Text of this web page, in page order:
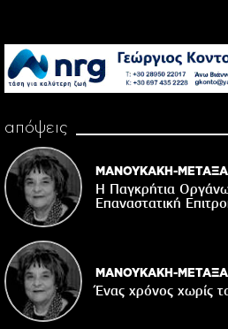
απόψεις
ΜΑΝΟΥΚΑΚΗ-
Η Παγκρήτια
Επαναστατική
ΜΑΝΟΥΚΑΚΗ-
Ένας χρόνος χωρίς